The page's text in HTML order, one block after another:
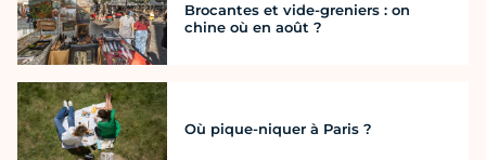
Brocantes et vide-greniers : on
chine où en août ?
Où pique-niquer à Paris ?